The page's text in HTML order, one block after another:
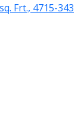
Frt., 4715-343